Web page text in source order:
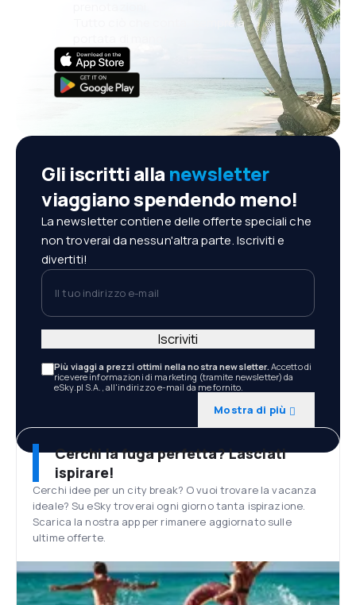
Tutto ciò che conta, sempre a
Gli iscritti alla newsletter
viaggiano spendendo meno!
La newsletter contiene delle offerte speciali che
non troverai da nessun'altra parte. Iscriviti e
divertiti!
Il tuo indirizzo e-mail
Più viaggi a prezzi ottimi nella nostra newsletter. Accetto di
ricevere informazioni di marketing (tramite newsletter) da
eSky.pl S.A., all'indirizzo e-mail da me fornito.
Mostra di più
Iscriviti
Cerchi la fuga perfetta? Lasciati
ispirare!
Cerchi idee per un city break? O vuoi trovare la vacanza
ideale? Su eSky troverai ogni giorno tanta ispirazione.
Scarica la nostra app per rimanere aggiornato sulle
ultime offerte.